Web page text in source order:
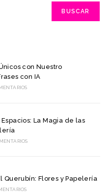
BUSCAR
con Nuestro
con IA
La Magia de las
Querubín: Flores y Papelería